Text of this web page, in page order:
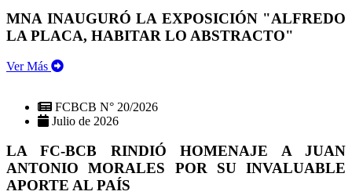
MNA INAUGURÓ LA EXPOSICIÓN "ALFREDO
LA PLACA, HABITAR LO ABSTRACTO"
Ver Más
FCBCB N° 20/2026
Julio de 2026
LA FC-BCB RINDIÓ HOMENAJE A JUAN
ANTONIO MORALES POR SU INVALUABLE
APORTE AL PAÍS